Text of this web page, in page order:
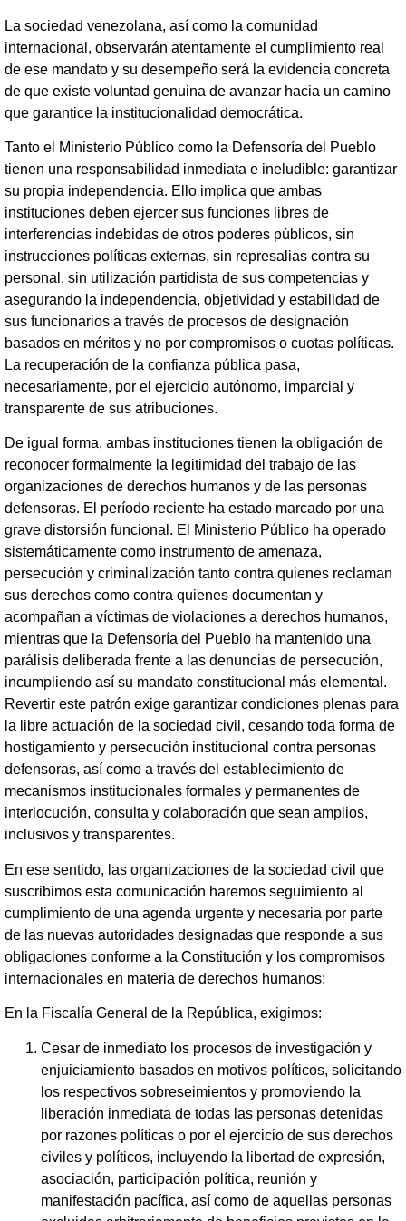
La sociedad venezolana, así como la comunidad
internacional, observarán atentamente el cumplimiento real
de ese mandato y su desempeño será la evidencia concreta
de que existe voluntad genuina de avanzar hacia un camino
que garantice la institucionalidad democrática.
Tanto el Ministerio Público como la Defensoría del Pueblo
tienen una responsabilidad inmediata e ineludible: garantizar
su propia independencia. Ello implica que ambas
instituciones deben ejercer sus funciones libres de
interferencias indebidas de otros poderes públicos, sin
instrucciones políticas externas, sin represalias contra su
personal, sin utilización partidista de sus competencias y
asegurando la independencia, objetividad y estabilidad de
sus funcionarios a través de procesos de designación
basados en méritos y no por compromisos o cuotas políticas.
La recuperación de la confianza pública pasa,
necesariamente, por el ejercicio autónomo, imparcial y
transparente de sus atribuciones.
De igual forma, ambas instituciones tienen la obligación de
reconocer formalmente la legitimidad del trabajo de las
organizaciones de derechos humanos y de las personas
defensoras. El período reciente ha estado marcado por una
grave distorsión funcional. El Ministerio Público ha operado
sistemáticamente como instrumento de amenaza,
persecución y criminalización tanto contra quienes reclaman
sus derechos como contra quienes documentan y
acompañan a víctimas de violaciones a derechos humanos,
mientras que la Defensoría del Pueblo ha mantenido una
parálisis deliberada frente a las denuncias de persecución,
incumpliendo así su mandato constitucional más elemental.
Revertir este patrón exige garantizar condiciones plenas para
la libre actuación de la sociedad civil, cesando toda forma de
hostigamiento y persecución institucional contra personas
defensoras, así como a través del establecimiento de
mecanismos institucionales formales y permanentes de
interlocución, consulta y colaboración que sean amplios,
inclusivos y transparentes.
En ese sentido, las organizaciones de la sociedad civil que
suscribimos esta comunicación haremos seguimiento al
cumplimiento de una agenda urgente y necesaria por parte
de las nuevas autoridades designadas que responde a sus
obligaciones conforme a la Constitución y los compromisos
internacionales en materia de derechos humanos:
En la Fiscalía General de la República, exigimos:
Cesar de inmediato los procesos de investigación y
enjuiciamiento basados en motivos políticos, solicitando
los respectivos sobreseimientos y promoviendo la
liberación inmediata de todas las personas detenidas
por razones políticas o por el ejercicio de sus derechos
civiles y políticos, incluyendo la libertad de expresión,
asociación, participación política, reunión y
manifestación pacífica, así como de aquellas personas